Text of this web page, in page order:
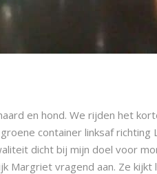
en hond. We rijden het
container linksaf richting
dicht bij mijn doel voor
vragend aan. Ze kijkt